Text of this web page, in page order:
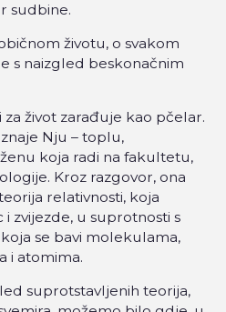
sudbine.
životu, o svakom
s naizgled beskonačnim
život zarađuje kao pčelar.
Nju – toplu,
koja radi na fakultetu,
Kroz razgovor, ona
relativnosti, koja
i zvijezde, u suprotnosti s
se bavi molekulama,
i atomima.
suprotstavljenih teorija,